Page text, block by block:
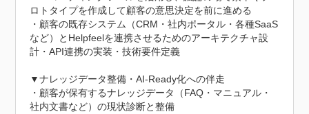
ロトタイプを作成して顧客の意思決定を前に進める
・顧客の既存システム（CRM・社内ポータル・各種SaaS
など）とHelpfeelを連携させるためのアーキテクチャ設
計・API連携の実装・技術要件定義
▼ナレッジデータ整備・AI-Ready化への伴走
・顧客が保有するナレッジデータ（FAQ・マニュアル・
社内文書など）の現状診断と整備